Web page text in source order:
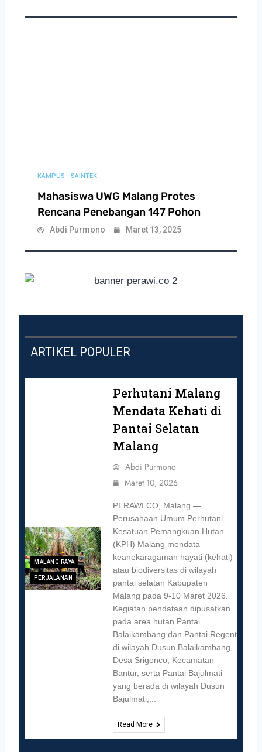
KAMPUS SAINTEK
Mahasiswa UWG Malang Protes
Rencana Penebangan 147 Pohon
Abdi Purmono Maret 13, 2025
ARTIKEL POPULER
MALANG RAYA
PERJALANAN
Perhutani Malang
Mendata Kehati di
Pantai Selatan
Malang
Abdi Purmono
Maret 10, 2026
PERAWI.CO, Malang —
Perusahaan Umum Perhutani
Kesatuan Pemangkuan Hutan
(KPH) Malang mendata
keanekaragaman hayati (kehati)
atau biodiversitas di wilayah
pantai selatan Kabupaten
Malang pada 9-10 Maret 2026.
Kegiatan pendataan dipusatkan
pada area hutan Pantai
Balaikambang dan Pantai Regent
di wilayah Dusun Balaikambang,
Desa Srigonco, Kecamatan
Bantur, serta Pantai Bajulmati
yang berada di wilayah Dusun
Bajulmati,...
Read More